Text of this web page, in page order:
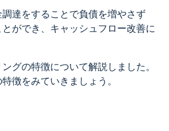
達をすることで負債を増やさず
ができ、キャッシュフロー改善に
グの特徴について解説しました。
徴をみていきましょう。